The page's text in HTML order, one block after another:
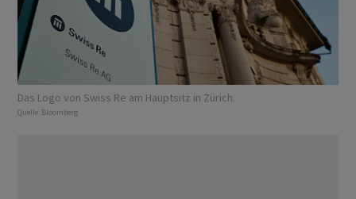
Das Logo von Swiss Re am Hauptsitz in Zürich.
Quelle: Bloomberg